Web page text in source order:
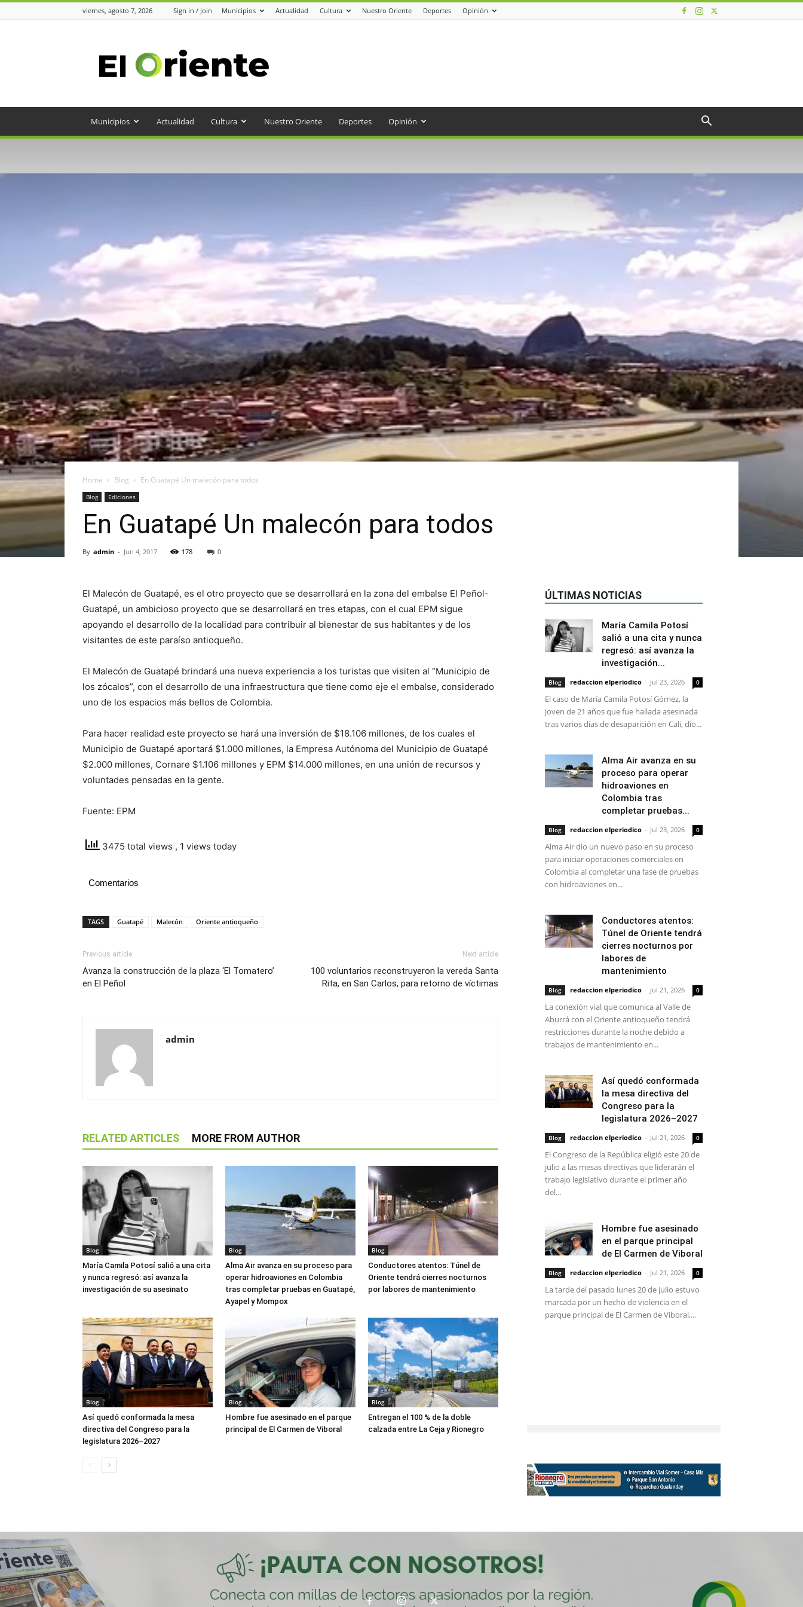
viernes, agosto 7, 2026 Sign in / Join Municipios Actualidad Cultura Nuestro Oriente Deportes Opinión
el
Oriente
Municipios Actualidad Cultura Nuestro Oriente Deportes Opinión
Home Blog En Guatapé Un malecón para todos
Blog Ediciones
En Guatapé Un malecón para todos
By admin - Jun 4, 2017 178 0
El Malecón de Guatapé, es el otro proyecto que se desarrollará en la zona del embalse El Peñol-
Guatapé, un ambicioso proyecto que se desarrollará en tres etapas, con el cual EPM sigue
apoyando el desarrollo de la localidad para contribuir al bienestar de sus habitantes y de los
visitantes de este paraíso antioqueño.
El Malecón de Guatapé brindará una nueva experiencia a los turistas que visiten al “Municipio de
los zócalos”, con el desarrollo de una infraestructura que tiene como eje el embalse, considerado
uno de los espacios más bellos de Colombia.
Para hacer realidad este proyecto se hará una inversión de $18.106 millones, de los cuales el
Municipio de Guatapé aportará $1.000 millones, la Empresa Autónoma del Municipio de Guatapé
$2.000 millones, Cornare $1.106 millones y EPM $14.000 millones, en una unión de recursos y
voluntades pensadas en la gente.
Fuente: EPM
3475 total views , 1 views today
Comentarios
TAGS Guatapé Malecón Oriente antioqueño
Previous article
Avanza la construcción de la plaza ‘El Tomatero’
en El Peñol
Next article
100 voluntarios reconstruyeron la vereda Santa
Rita, en San Carlos, para retorno de víctimas
admin
RELATED ARTICLES MORE FROM AUTHOR
Blog
María Camila Potosí salió a una cita
y nunca regresó: así avanza la
investigación de su asesinato
Blog
Alma Air avanza en su proceso para
operar hidroaviones en Colombia
tras completar pruebas en Guatapé,
Ayapel y Mompox
Blog
Conductores atentos: Túnel de
Oriente tendrá cierres nocturnos
por labores de mantenimiento
Blog
Así quedó conformada la mesa
directiva del Congreso para la
legislatura 2026–2027
Blog
Hombre fue asesinado en el parque
principal de El Carmen de Viboral
Blog
Entregan el 100 % de la doble
calzada entre La Ceja y Rionegro
ÚLTIMAS NOTICIAS
María Camila Potosí
salió a una cita y nunca
regresó: así avanza la
investigación...
Blog redaccion elperiodico - Jul 23, 2026 0
El caso de María Camila Potosí Gómez, la
joven de 21 años que fue hallada asesinada
tras varios días de desaparición en Cali, dio...
Alma Air avanza en su
proceso para operar
hidroaviones en
Colombia tras
completar pruebas...
Blog redaccion elperiodico - Jul 23, 2026 0
Alma Air dio un nuevo paso en su proceso
para iniciar operaciones comerciales en
Colombia al completar una fase de pruebas
con hidroaviones en...
Conductores atentos:
Túnel de Oriente tendrá
cierres nocturnos por
labores de
mantenimiento
Blog redaccion elperiodico - Jul 21, 2026 0
La conexión vial que comunica al Valle de
Aburrá con el Oriente antioqueño tendrá
restricciones durante la noche debido a
trabajos de mantenimiento en...
Así quedó conformada
la mesa directiva del
Congreso para la
legislatura 2026–2027
Blog redaccion elperiodico - Jul 21, 2026 0
El Congreso de la República eligió este 20 de
julio a las mesas directivas que liderarán el
trabajo legislativo durante el primer año
del...
Hombre fue asesinado
en el parque principal
de El Carmen de Viboral
Blog redaccion elperiodico - Jul 21, 2026 0
La tarde del pasado lunes 20 de julio estuvo
marcada por un hecho de violencia en el
parque principal de El Carmen de Viboral,...